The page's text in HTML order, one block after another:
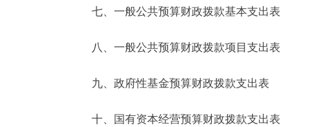
ENGLISH
七、一般公共预算财政拨款基本支出表
八、一般公共预算财政拨款项目支出表
九、政府性基金预算财政拨款支出表
十、国有资本经营预算财政拨款支出表